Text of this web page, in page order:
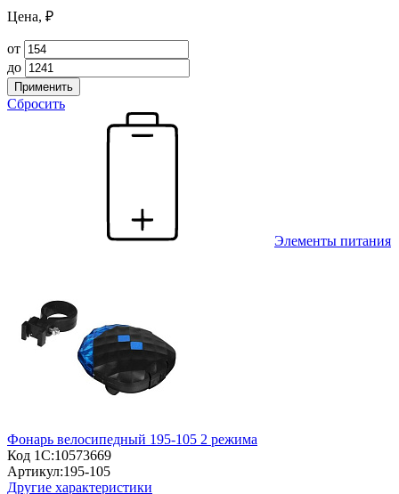
Цена, ₽
от
до
Применить
Сбросить
Элементы питания
Фонарь велосипедный 195-105 2 режима
Код 1С:10573669
Артикул:195-105
Другие характеристики